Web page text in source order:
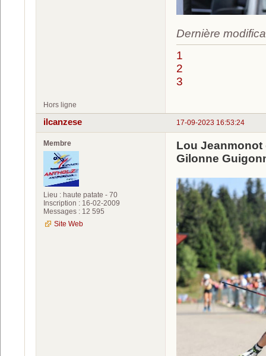
Dernière
1
2
3
Hors ligne
17-09-2023 16:53:24
ilcanzese
Membre
Lieu : haute patate - 70
Inscription : 16-02-2009
Messages : 12 595
Site Web
Lou Jeanmonot
Gilonne